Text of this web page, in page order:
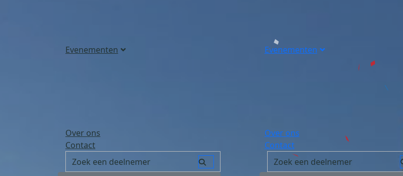
Evenementen
Over ons
Contact
Evenementen
Over ons
Contact